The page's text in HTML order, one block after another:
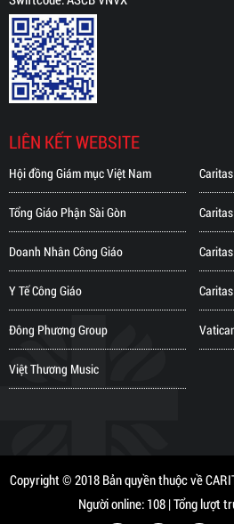
LIÊN KẾT WEBSITE
Hội đồng Giám mục Việt Nam
Tổng Giáo Phận Sài Gòn
Doanh Nhân Công Giáo
Y Tế Công Giáo
Đông Phương Group
Việt Thương Music
Copyright © 2018 Bản quyền thuộc về
Người online: 108 | Tổng lượt